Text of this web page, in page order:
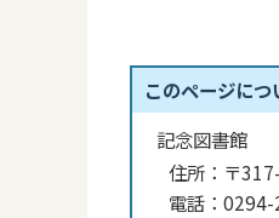
このページに
記念図書館
住所： 〒
電話：